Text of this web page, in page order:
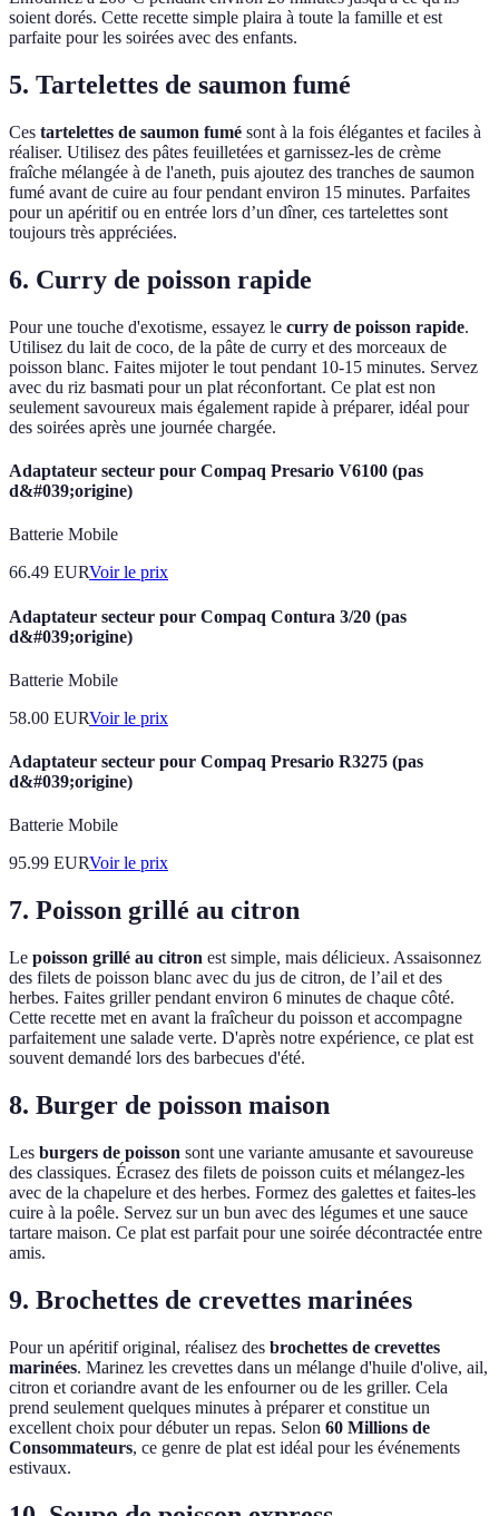
soient dorés. Cette recette simple plaira à toute la famille et est
parfaite pour les soirées avec des enfants.
5. Tartelettes de saumon fumé
Ces tartelettes de saumon fumé sont à la fois élégantes et faciles à
réaliser. Utilisez des pâtes feuilletées et garnissez-les de crème
fraîche mélangée à de l'aneth, puis ajoutez des tranches de saumon
fumé avant de cuire au four pendant environ 15 minutes. Parfaites
pour un apéritif ou en entrée lors d’un dîner, ces tartelettes sont
toujours très appréciées.
6. Curry de poisson rapide
Pour une touche d'exotisme, essayez le curry de poisson rapide.
Utilisez du lait de coco, de la pâte de curry et des morceaux de
poisson blanc. Faites mijoter le tout pendant 10-15 minutes. Servez
avec du riz basmati pour un plat réconfortant. Ce plat est non
seulement savoureux mais également rapide à préparer, idéal pour
des soirées après une journée chargée.
Adaptateur secteur pour Compaq Presario V6100 (pas
d&#039;origine)
Batterie Mobile
66.49 EURVoir le prix
Adaptateur secteur pour Compaq Contura 3/20 (pas
d&#039;origine)
Batterie Mobile
58.00 EURVoir le prix
Adaptateur secteur pour Compaq Presario R3275 (pas
d&#039;origine)
Batterie Mobile
95.99 EURVoir le prix
7. Poisson grillé au citron
Le poisson grillé au citron est simple, mais délicieux. Assaisonnez
des filets de poisson blanc avec du jus de citron, de l’ail et des
herbes. Faites griller pendant environ 6 minutes de chaque côté.
Cette recette met en avant la fraîcheur du poisson et accompagne
parfaitement une salade verte. D'après notre expérience, ce plat est
souvent demandé lors des barbecues d'été.
8. Burger de poisson maison
Les burgers de poisson sont une variante amusante et savoureuse
des classiques. Écrasez des filets de poisson cuits et mélangez-les
avec de la chapelure et des herbes. Formez des galettes et faites-les
cuire à la poêle. Servez sur un bun avec des légumes et une sauce
tartare maison. Ce plat est parfait pour une soirée décontractée entre
amis.
9. Brochettes de crevettes marinées
Pour un apéritif original, réalisez des brochettes de crevettes
marinées. Marinez les crevettes dans un mélange d'huile d'olive, ail,
citron et coriandre avant de les enfourner ou de les griller. Cela
prend seulement quelques minutes à préparer et constitue un
excellent choix pour débuter un repas. Selon 60 Millions de
Consommateurs, ce genre de plat est idéal pour les événements
estivaux.